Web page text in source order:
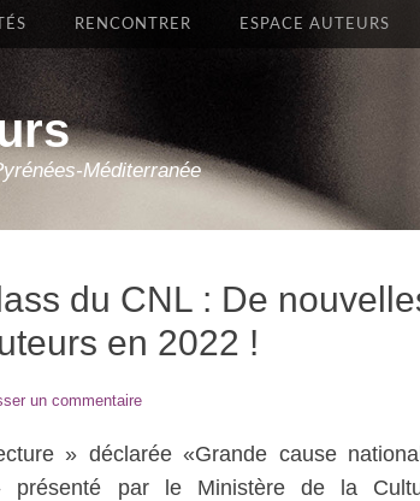
Méditerranée
RENCONTRER ESPACE AUTEURS
du CNL : De
en 2022 !
un commentaire
» déclarée «Grande cause
présenté par le Ministère de la